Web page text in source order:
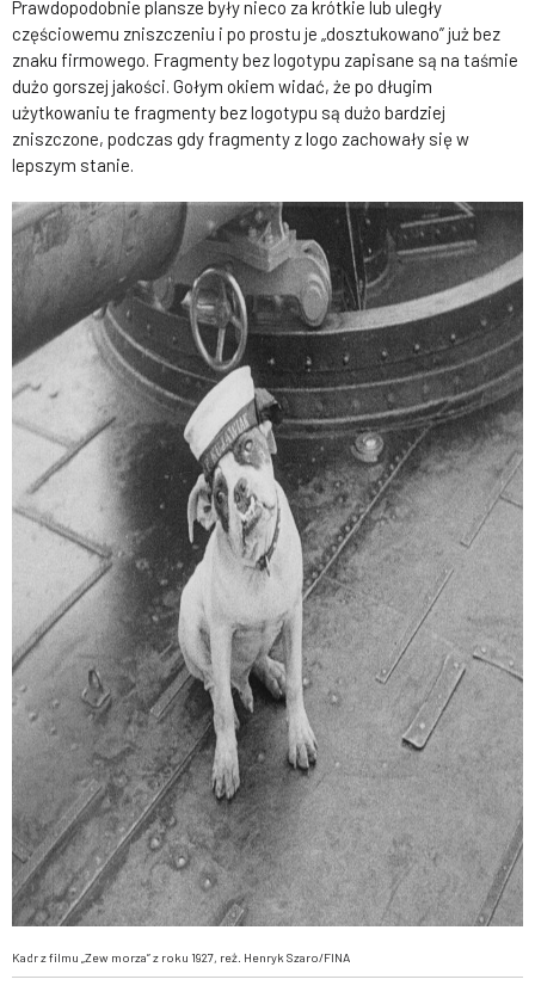
Prawdopodobnie plansze były nieco za krótkie lub uległy
częściowemu zniszczeniu i po prostu je „dosztukowano” już bez
znaku firmowego. Fragmenty bez logotypu zapisane są na taśmie
dużo gorszej jakości. Gołym okiem widać, że po długim
użytkowaniu te fragmenty bez logotypu są dużo bardziej
zniszczone, podczas gdy fragmenty z logo zachowały się w
lepszym stanie.
Kadr z filmu „Zew morza” z roku 1927, reż. Henryk Szaro/FINA